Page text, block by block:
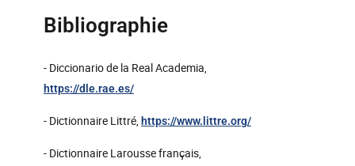
Bibliographie
- Diccionario de la Real Academia,
https://dle.rae.es/
- Dictionnaire Littré, https://www.littre.org/
- Dictionnaire Larousse français,